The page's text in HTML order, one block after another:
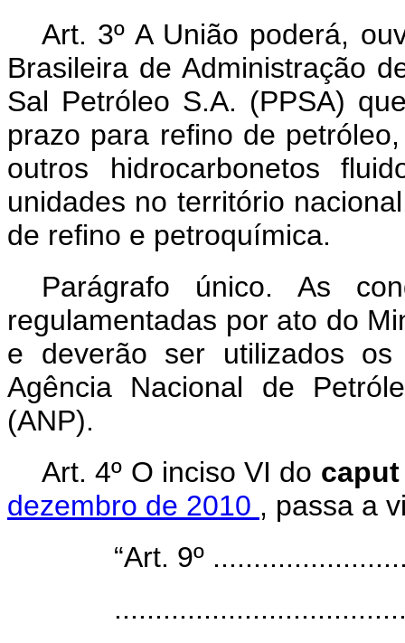
Art. 3º A União poderá,
Brasileira de Administração
Sal Petróleo S.A. (PPSA)
prazo para refino de
outros hidrocarbonetos
unidades no território
de refino e petroquímica.
Parágrafo único. As
regulamentadas por ato do
e deverão ser utilizados
Agência Nacional de
(ANP).
Art. 4º O inciso VI do
dezembro de 2010 , passa a
“Art. 9º